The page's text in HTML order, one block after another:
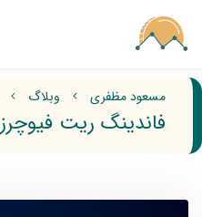
مسعود مظفری وبلاگ
فاندینگ ریت فیوچرز